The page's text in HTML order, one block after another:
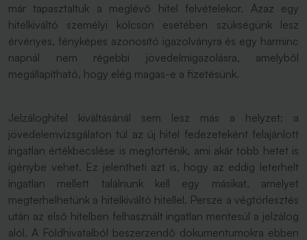
már tapasztaltuk a meglévő hitel felvételekor. Azaz egy
hitelkiváltó személyi kölcsön esetében szükségünk lesz
érvényes, fényképes azonosító igazolványra és egy harminc
napnál nem régebbi jövedelmigazolásra, amelyből
megállapítható, hogy elég magas-e a fizetésünk.
Jelzáloghitel kiváltásánál sem lesz más a helyzet: a
jövedelemvizsgálaton túl az új hitel fedezeteként felajánlott
ingatlan értékbecslése is megtörténik, ami akár több hetet is
igénybe vehet. Ez jelentheti azt is, hogy az eddig leterhelt
ingatlan mellett találnunk kell egy másikat, amelyet
megterhelhetünk a hitelkiváltó hitellel. Persze a végtörlesztés
után az első hitelben felhasznált ingatlan mentesül a jelzálog
alól. A Földhivatalból beszerzendő dokumentumokra ebben